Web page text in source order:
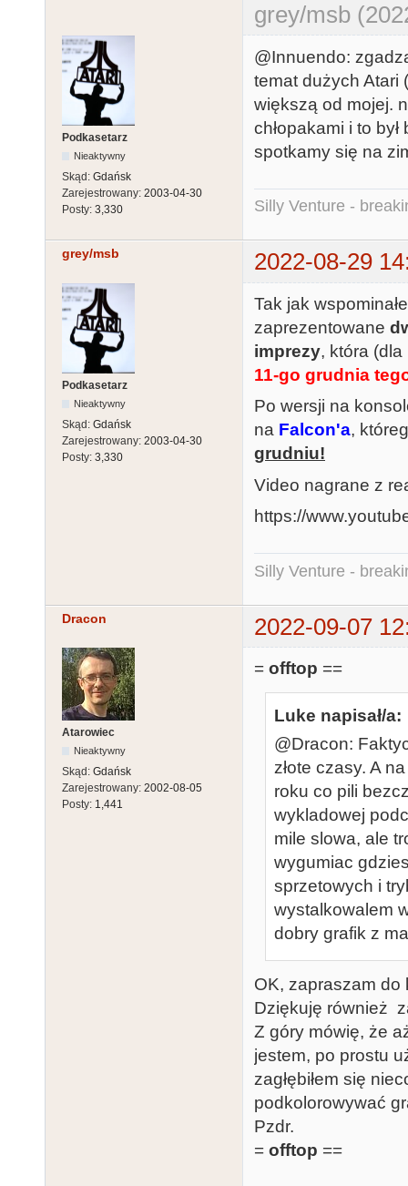
grey/msb
Podkasetarz
Nieaktywny
Skąd: Gdańsk
Zarejestrowany: 2003-04-30
Posty: 3,330
@Innuendo:
temat dużych Atari
większą od mojej.
chłopakami i to
spotkamy się na
Silly Venture -
grey/msb 2022-08-29
Podkasetarz
Nieaktywny
Skąd: Gdańsk
Zarejestrowany: 2003-04-30
Posty: 3,330
Tak jak
zaprezentowane
imprezy, która
11-go grudnia
Po wersji na
na Falcon'a,
grudniu!
Video nagrane z
https://
Silly Venture -
Dracon 2022-09-07
Atarowiec
Nieaktywny
Skąd: Gdańsk
Zarejestrowany: 2002-08-05
Posty: 1,441
= offtop ==
Luke napisał/a:
@Dracon:
złote czasy. A
roku co pili
wykladowej
mile slowa, ale
wygumiac
sprzetowych i
wystalkowalem
dobry grafik z
OK, zapraszam do
Dziękuję również
Z góry mówię, że
jestem, po prostu
zagłębiłem się
podkolorowywać
Pzdr.
= offtop ==